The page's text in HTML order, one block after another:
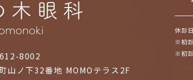
8002
山ノ下32番地 MOMOテラス2F
休診
※初
※初